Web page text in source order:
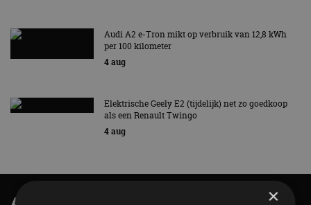
Audi A2 e-Tron mikt op verbruik van 12,8 kWh
per 100 kilometer
4 aug
Elektrische Geely E2 (tijdelijk) net zo goedkoop
als een Renault Twingo
4 aug
×